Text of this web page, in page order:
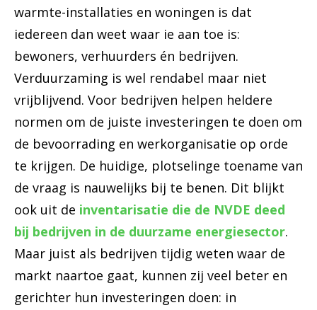
warmte-installaties en woningen is dat
iedereen dan weet waar ie aan toe is:
bewoners, verhuurders én bedrijven.
Verduurzaming is wel rendabel maar niet
vrijblijvend. Voor bedrijven helpen heldere
normen om de juiste investeringen te doen om
de bevoorrading en werkorganisatie op orde
te krijgen. De huidige, plotselinge toename van
de vraag is nauwelijks bij te benen. Dit blijkt
ook uit de inventarisatie die de NVDE deed
bij bedrijven in de duurzame energiesector.
Maar juist als bedrijven tijdig weten waar de
markt naartoe gaat, kunnen zij veel beter en
gerichter hun investeringen doen: in